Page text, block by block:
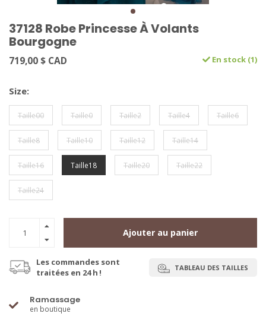
37128 Robe Princesse À Volants
Bourgogne
719,00 $ CAD En stock (1)
Size:
Taille00 Taille0 Taille2 Taille4 Taille6
Taille8 Taille10 Taille12 Taille14
Taille16 Taille18 Taille20 Taille22
Taille24
Ajouter au panier
Les commandes sont
traitées en 24 h !
TABLEAU DES TAILLES
Ramassage
en boutique